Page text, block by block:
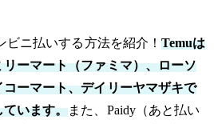
ビニ払いする方法を紹介！ Temuは
ーマート（ファミマ）、ローソ
ーマート、デイリーヤマザキで
ています。また、Paidy（あと払い